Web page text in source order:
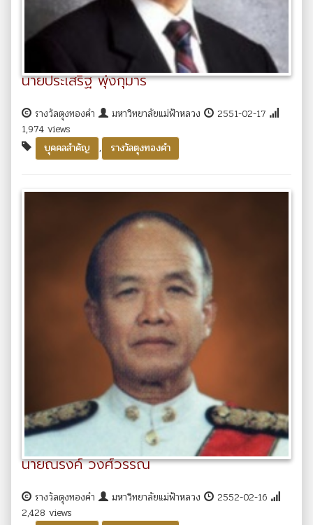
นายประเสริฐ พุ่งกุมาร
รางวัลตุงทองคำ มหาวิทยาลัยแม่ฟ้าหลวง
2551-02-17
1,974 views
บุคคลสำคัญ
, รางวัลตุงทองคำ
นายณรงค์ วงศ์วรรณ
รางวัลตุงทองคำ มหาวิทยาลัยแม่ฟ้าหลวง
2552-02-16
2,428 views